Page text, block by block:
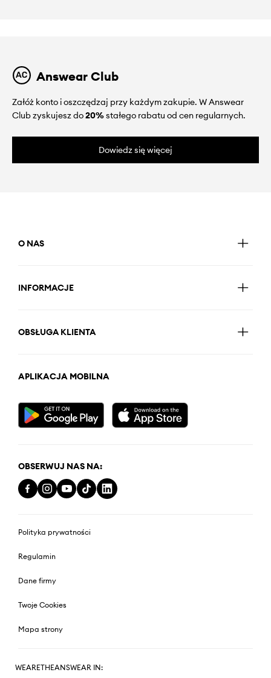
Answear Club
Załóż konto i oszczędzaj przy każdym zakupie. W Answear
Club zyskujesz do20%stałego rabatu od cen regularnych.
Dowiedz się więcej
O NAS
INFORMACJE
OBSŁUGA KLIENTA
APLIKACJA MOBILNA
OBSERWUJ NAS NA:
Polityka prywatności
Regulamin
Dane firmy
Twoje Cookies
Mapa strony
WEARETHEANSWEAR IN: